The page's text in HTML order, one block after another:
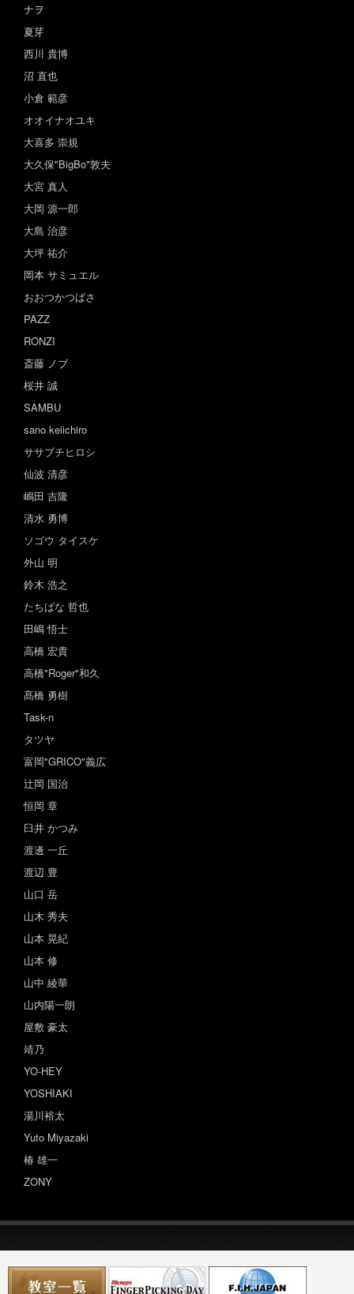
ナヲ
夏芽
西川 貴博
沼 直也
小倉 範彦
オオイナオユキ
大喜多 崇規
大久保"BigBo"敦夫
大宮 真人
大岡 源一郎
大島 治彦
大坪 祐介
岡本 サミュエル
おおつかつばさ
PAZZ
RONZI
斎藤 ノブ
桜井 誠
SAMBU
sano keiichiro
ササブチヒロシ
仙波 清彦
嶋田 吉隆
清水 勇博
ソゴウ タイスケ
外山 明
鈴木 浩之
たちばな 哲也
田嶋 悟士
高橋 宏貴
高橋"Roger"和久
髙橋 勇樹
Task-n
タツヤ
富岡"GRICO"義広
辻岡 国治
恒岡 章
臼井 かつみ
渡邊 一丘
渡辺 豊
山口 岳
山木 秀夫
山本 晃紀
山本 修
山中 綾華
山内陽一朗
屋敷 豪太
靖乃
YO-HEY
YOSHIAKI
湯川裕太
Yuto Miyazaki
椿 雄一
ZONY